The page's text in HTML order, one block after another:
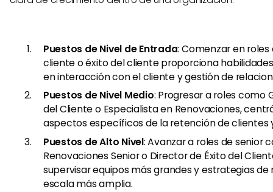
Puestos de Nivel de Entrada: Comenzar en
cliente o éxito del cliente proporciona
en interacción con el cliente y gestión de
Puestos de Nivel Medio: Progresar a roles como
del Cliente o Especialista en Renovaciones,
aspectos específicos de la retención de clientes
Puestos de Alto Nivel: Avanzar a roles de senior
Renovaciones Senior o Director de Éxito del
supervisar equipos más grandes y estrategias de
escala más amplia.